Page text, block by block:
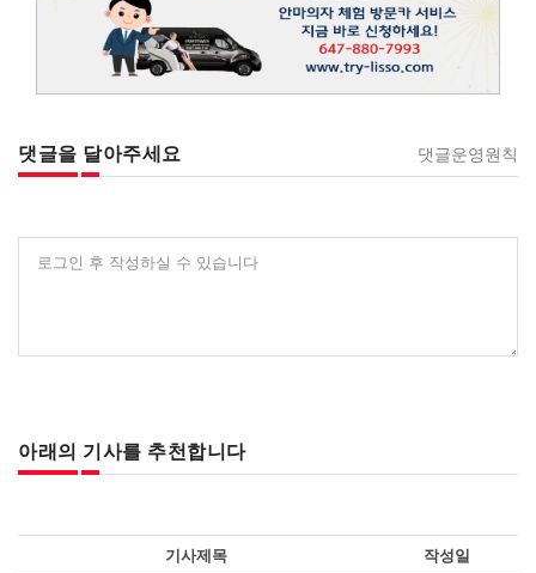
댓글을 달아주세요 댓글운영원칙
로그인 후 작성하실 수 있습니다
아래의 기사를 추천합니다
기사제목 작성일